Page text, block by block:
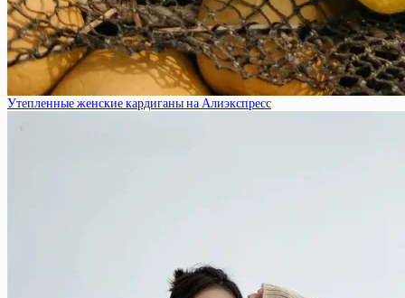
Утепленные женские кардиганы на Алиэкспресс